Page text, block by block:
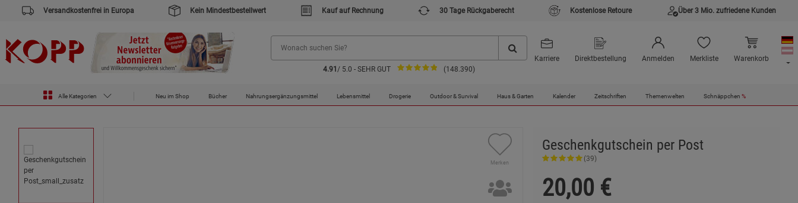
Versandkostenfrei in Europa Kein Mindestbestellwert Kauf auf Rechnung 30 Tage Rückgaberecht Kostenlose Retoure Über 3 Mio. zufriedene Kunden
4.91 / 5.0 - SEHR GUT (148.390)
Karriere Direktbestellung Anmelden Merkliste Warenkorb
Alle Kategorien Neu im Shop Bücher Nahrungsergänzungsmittel Lebensmittel Drogerie Outdoor & Survival Haus & Garten Kalender Zeitschriften Themenwelten Schnäppchen %
Zur Startseite des Kopp Verlag Online-Shop
Gutscheine Geschenkgutschein per Post
Merken
Geschenkgutschein per Post
(39)
20,00 €